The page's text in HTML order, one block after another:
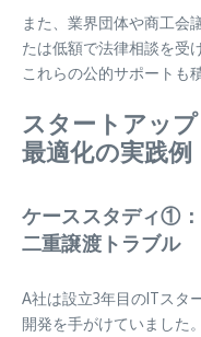
また、業界団体や商工会
たは低額で法律相談を受
これらの公的サポートも
スタートアッ
最適化の実践例
ケーススタディ①
二重譲渡トラブル
A社は設立3年目のITスタ
開発を手がけていました。